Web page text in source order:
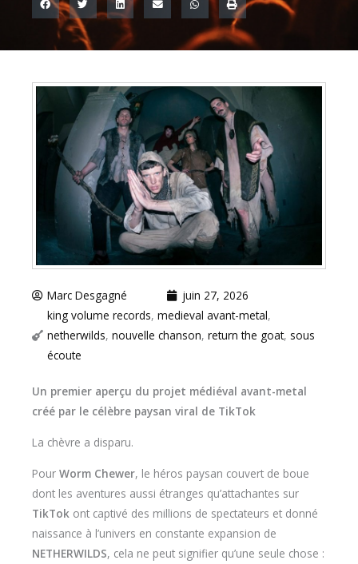
Marc Desgagné
juin 27, 2026
king volume records, medieval avant-metal,
netherwilds, nouvelle chanson, return the goat, sous
écoute
Un premier aperçu du projet médiéval avant-metal
créé par le célèbre paysan viral de TikTok
La chèvre a disparu.
Pour Worm Chewer, le héros paysan couvert de boue
dont les aventures aussi étranges qu’attachantes sur
TikTok ont captivé des millions de spectateurs et donné
naissance à l’univers en constante expansion de
NETHERWILDS, cela ne peut signifier qu’une seule chose :